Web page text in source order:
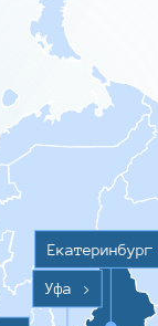
Уфа >
Екатеринбург